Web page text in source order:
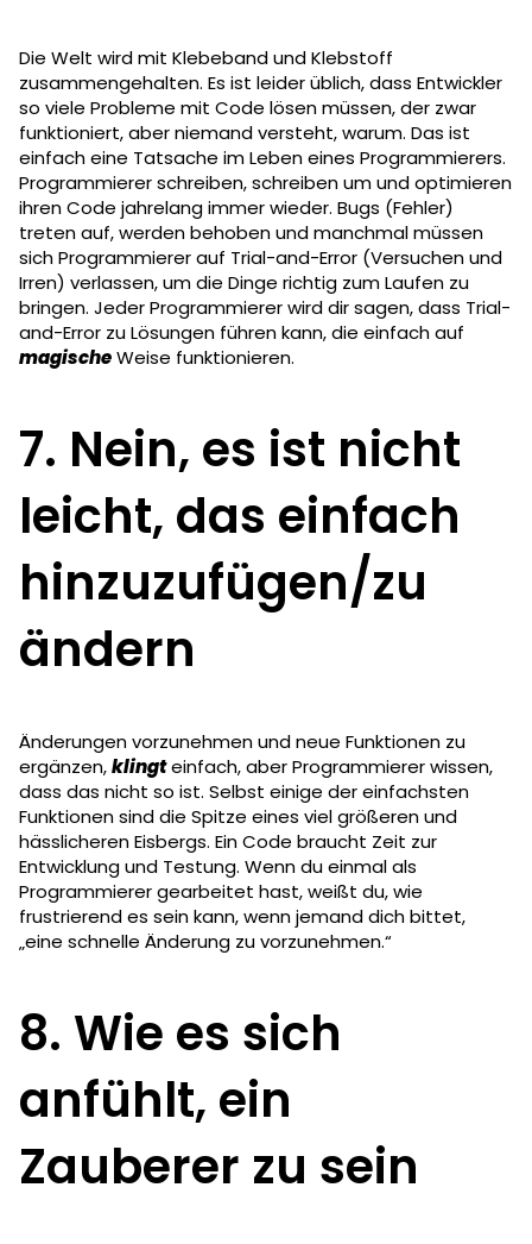
Die Welt wird mit Klebeband und Klebstoff
zusammengehalten. Es ist leider üblich, dass Entwickler
so viele Probleme mit Code lösen müssen, der zwar
funktioniert, aber niemand versteht, warum. Das ist
einfach eine Tatsache im Leben eines Programmierers.
Programmierer schreiben, schreiben um und optimieren
ihren Code jahrelang immer wieder. Bugs (Fehler)
treten auf, werden behoben und manchmal müssen
sich Programmierer auf Trial-and-Error (Versuchen und
Irren) verlassen, um die Dinge richtig zum Laufen zu
bringen. Jeder Programmierer wird dir sagen, dass Trial-
and-Error zu Lösungen führen kann, die einfach auf
magischeWeise funktionieren.
7. Nein, es ist nicht
leicht, das einfach
hinzuzufügen/zu
ändern
Änderungen vorzunehmen und neue Funktionen zu
ergänzen,klingteinfach, aber Programmierer wissen,
dass das nicht so ist. Selbst einige der einfachsten
Funktionen sind die Spitze eines viel größeren und
hässlicheren Eisbergs. Ein Code braucht Zeit zur
Entwicklung und Testung. Wenn du einmal als
Programmierer gearbeitet hast, weißt du, wie
frustrierend es sein kann, wenn jemand dich bittet,
„eine schnelle Änderung zu vorzunehmen.“
8. Wie es sich
anfühlt, ein
Zauberer zu sein